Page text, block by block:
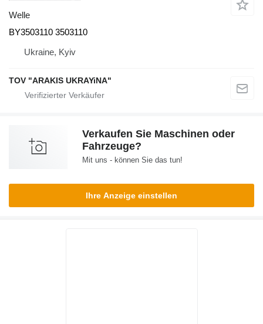
Welle
BY3503110 3503110
Ukraine, Kyiv
TOV "ARAKIS UKRAYiNA"
Verkaufen Sie Maschinen oder
Fahrzeuge?
Mit uns - können Sie das tun!
Ihre Anzeige einstellen